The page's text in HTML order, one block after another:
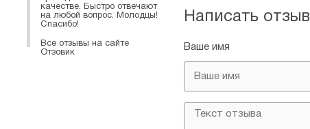
Написать отзыв
Ваше имя
качестве. Быстро отвечают
на любой вопрос. Молодцы!
Спасибо!
Все отзывы на сайте
Отзовик